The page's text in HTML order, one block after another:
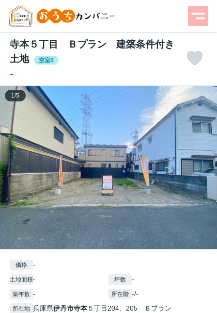
寺本５丁目 Ｂプラン 建築条件付き
土地
空室0
-
1 /5
価格 -
土地面積- 坪数 -
築年数 - 所在階 -/-
所在地 兵庫県伊丹市寺本５丁目204、205 Ｂプラン